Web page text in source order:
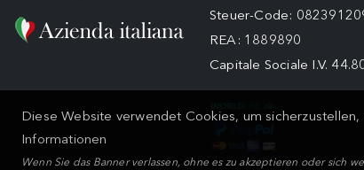
Steuer-Code:
REA: 1889890
Capitale Sociale I.V.
Diese Website verwendet Cookies, um
Informationen
Wenn Sie das Banner verlassen, ohne es zu akzeptieren oder sich